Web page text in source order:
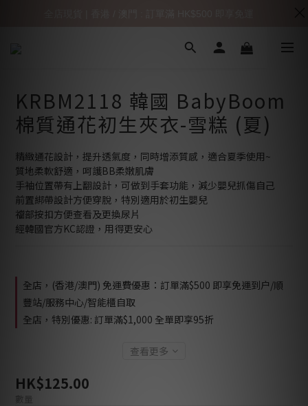
KRBM2118 韓國 BabyBoom
棉質通花初生夾衣-雪糕 (夏)
精緻通花設計，提升透氣度，同時增添質感，適合夏季使用~
質地柔軟舒適，呵護BB柔嫩肌膚
手袖位置帶有上翻設計，可做到手套功能，減少嬰兒抓傷自己
前置綁帶設計方便穿脫，特別適用於初生嬰兒
襠部按扣方便查看及更換尿片
經韓國官方KC認證，用得更安心
全店，(香港/澳門) 免運費優惠：訂單滿$500 即享免運到户/順
豐站/服務中心/智能櫃自取
全店，特別優惠: 訂單滿$1,000 全單即享95折
查看更多
HK$125.00
數量